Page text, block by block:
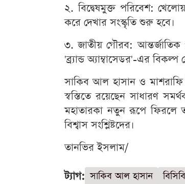
২. বিদ্বেষমুক্ত পরিবেশ:
করে দেখার সংস্কৃতি শুরু হবে।
৩. জাতীয় গৌরব: আন্তর্জাতিক
'ব্র্যান্ড অ্যাম্বাসেডর'-এর বিকল্প
সাকিব আল হাসান ও মাশরাফি
স্বস্তিতে রয়েছেন সাধারণ
মহাতারকা নতুন রূপে ফিরলে
বিশ্বাস সংশ্লিষ্টদের।
তানভির ইসলাম/
ট্যাগ: সাকিব আল হাসান বিসিবি